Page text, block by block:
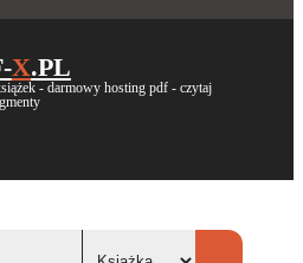
X.PL
- darmowy hosting pdf - czytaj